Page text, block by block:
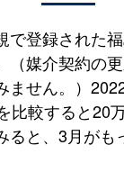
で登録された
（媒介契約の
ません。）
比較すると20
ると、3月がも